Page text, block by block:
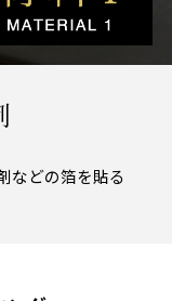
などの箔を貼る